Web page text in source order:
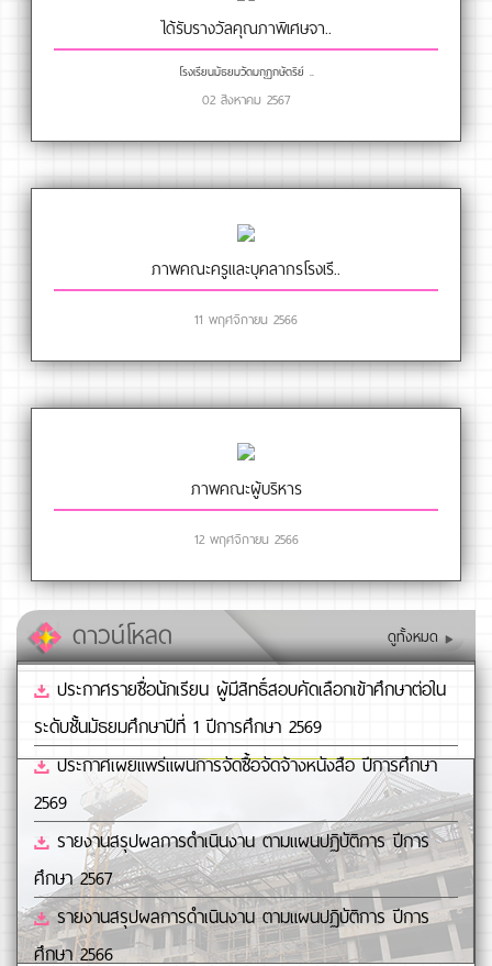
ได้รับรางวัลคุณภาพิเศษจา..
โรงเรียนมัธยมวัดมกุฏกษัตริย์ ..
02 สิงหาคม 2567
ภาพคณะครูและบุคลากรโรงเรี..
11 พฤศจิกายน 2566
ภาพคณะผู้บริหาร
12 พฤศจิกายน 2566
ดาวน์โหลด ดูทั้งหมด
ประกาศรายชื่อนักเรียน ผู้มีสิทธิ์สอบคัดเลือกเข้าศึกษาต่อใน
ระดับชั้นมัธยมศึกษาปีที่ 1 ปีการศึกษา 2569
ประกาศเผยแพร่แผนการจัดซื้อจัดจ้างหนังสือ ปีการศึกษา
2569
รายงานสรุปผลการดำเนินงาน ตามแผนปฏิบัติการ ปีการ
ศึกษา 2567
รายงานสรุปผลการดำเนินงาน ตามแผนปฏิบัติการ ปีการ
ศึกษา 2566